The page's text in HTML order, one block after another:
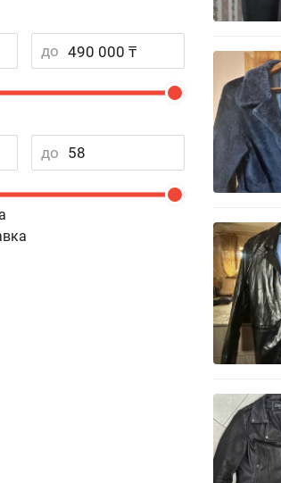
до
до